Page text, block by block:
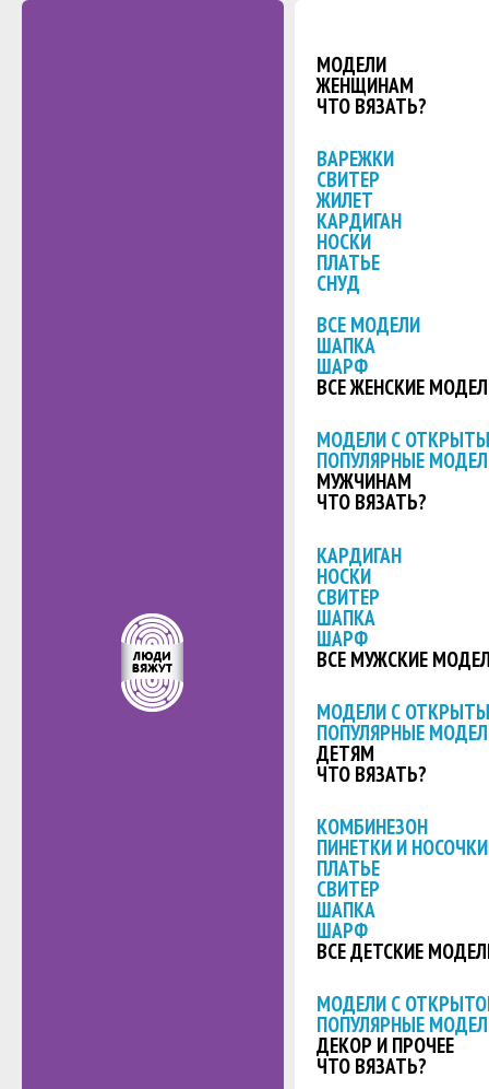
МОДЕЛИ
ЖЕНЩИНАМ
ЧТО ВЯЗАТЬ?
ВАРЕЖКИ
СВИТЕР
ЖИЛЕТ
КАРДИГАН
НОСКИ
ПЛАТЬЕ
СНУД
ВСЕ МОДЕЛИ
ШАПКА
ШАРФ
ВСЕ ЖЕНСКИЕ
МОДЕЛИ С
ПОПУЛЯРНЫЕ
МУЖЧИНАМ
ЧТО ВЯЗАТЬ?
КАРДИГАН
НОСКИ
СВИТЕР
ШАПКА
ШАРФ
ВСЕ МУЖСКИЕ
МОДЕЛИ С
ПОПУЛЯРНЫЕ
ДЕТЯМ
ЧТО ВЯЗАТЬ?
КОМБИНЕЗОН
ПИНЕТКИ И НОСОЧКИ
ПЛАТЬЕ
СВИТЕР
ШАПКА
ШАРФ
ВСЕ ДЕТСКИЕ
МОДЕЛИ С
ПОПУЛЯРНЫЕ
ДЕКОР И ПРОЧЕЕ
ЧТО ВЯЗАТЬ?